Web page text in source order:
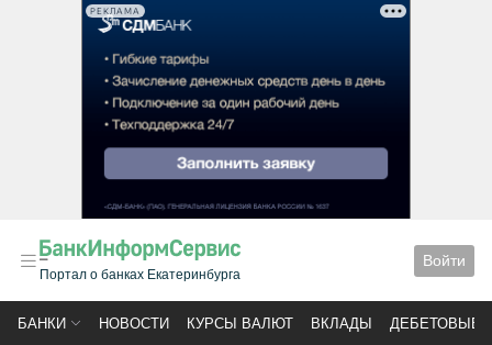
РЕКЛАМА
Портал о банках Екатеринбурга
Войти
БАНКИ НОВОСТИ КУРСЫ ВАЛЮТ ВКЛАДЫ ДЕБЕТОВЫЕ